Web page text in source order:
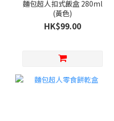
麵包超人扣式飯盒 280ml
(黃色)
HK$99.00